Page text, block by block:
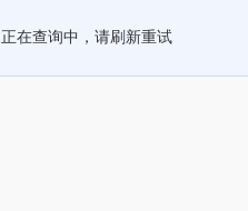
正在查询中，请刷新重试